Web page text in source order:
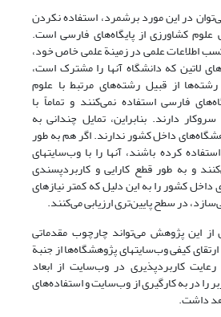
در این مورد برشمرد، استفاده نکردن
علوم کشاورزی از پایگاه‌های فارسی است.
اطلاعات علمی در زمینة علمی خاص خود،
لاتین که دانشگاه آنها را مشترک است،
از قبیل رشته‌های مرتبط با علوم
فارسی استفاده نمی‌کنند و تماماً با
سروکار دارند. بنابراین، تمایل چندانی به
داخل کشور ندارند. اگر هم به طور
کرده باشند، آنها را با وب‌سایتهای
و به طور قطع کارایی و کاربردپسندی
کشور را به این دلیل که کمتر نیازهای
در سطح پایین‌تری ارزیابی می‌کنند.
از این پژوهش می‌تواند چارچوب مقدماتی
کیفی وب‌سایتهای پژوهشگاه‌ها از جنبة
رعایت کاربردپذیری در وب‌سایت از ابعاد
را در به کارگیری از وب‌سایت و استفاده‌های
داشت.